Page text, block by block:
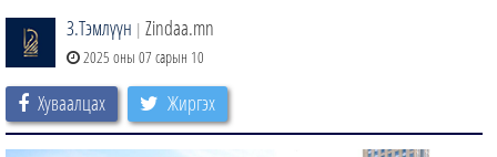
З.Тэмлүүн | Zindaa.mn
2025 оны 07 сарын 10
Хуваалцах Жиргэх